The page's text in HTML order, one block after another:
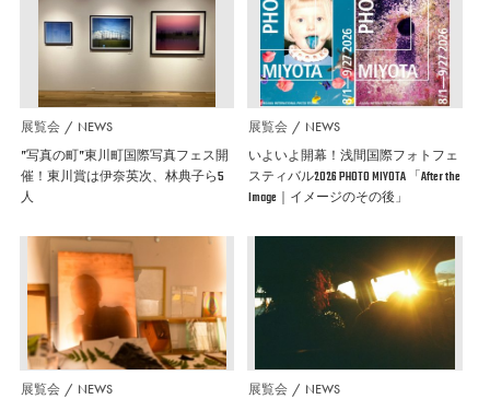
展覧会 NEWS
”写真の町”東川町国際写真フェス開
催！東川賞は伊奈英次、林典子ら5
人
展覧会 NEWS
いよいよ開幕！浅間国際フォトフェ
スティバル2026 PHOTO MIYOTA 「After the
Image｜イメージのその後」
展覧会 NEWS 展覧会 NEWS